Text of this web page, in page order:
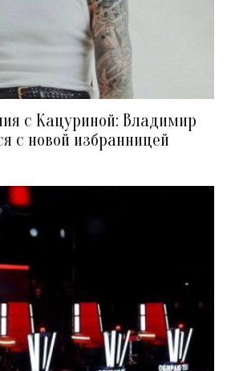
с Кацуриной: Владимир
с новой избранницей